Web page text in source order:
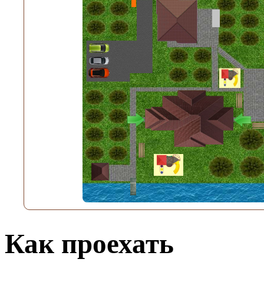
Как проехать